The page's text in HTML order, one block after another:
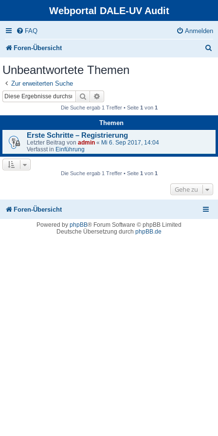
Webportal DALE-UV Audit
FAQ Anmelden
Foren-Übersicht
Unbeantwortete Themen
Zur erweiterten Suche
Suche
Die Suche ergab 1 Treffer • Seite 1 von 1
Themen
Erste Schritte – Registrierung
Letzter Beitrag von admin « Mi 6. Sep 2017, 14:04
Verfasst in Einführung
Die Suche ergab 1 Treffer • Seite 1 von 1
Gehe zu
Foren-Übersicht
Powered by phpBB® Forum Software © phpBB Limited
Deutsche Übersetzung durch phpBB.de